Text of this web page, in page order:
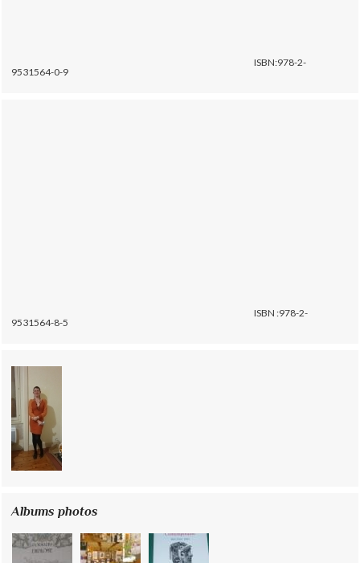
ISBN:978-2-
9531564-0-9
ISBN :978-2-
9531564-8-5
Albums photos